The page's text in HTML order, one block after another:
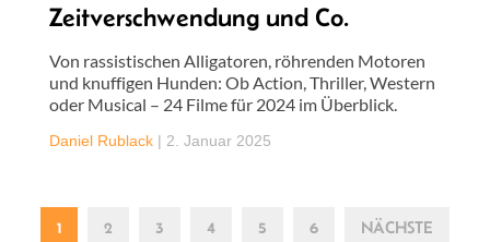
Zeitverschwendung und Co.
Von rassistischen Alligatoren, röhrenden Motoren
und knuffigen Hunden: Ob Action, Thriller, Western
oder Musical – 24 Filme für 2024 im Überblick.
Daniel Rublack | 2. Januar 2025
1 2 3 4 5 6 NÄCHSTE